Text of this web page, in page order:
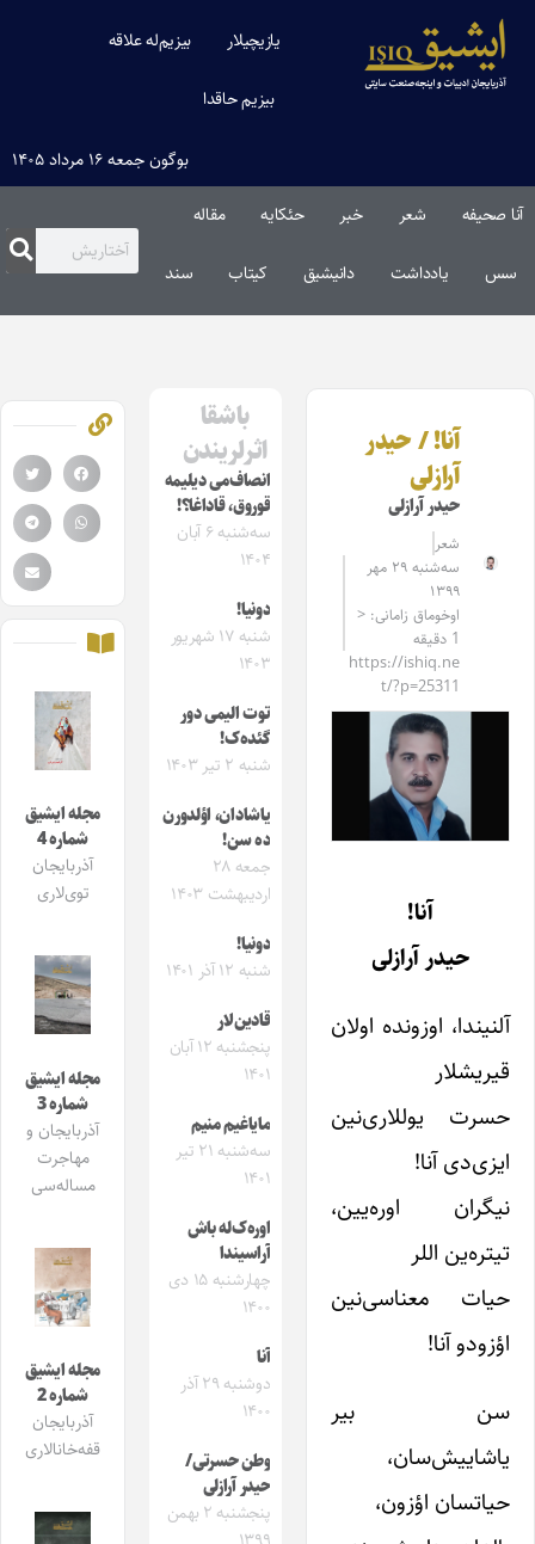
یازیچیلار بیزیم‌له علاقه
بیزیم حاقدا
بوگون جمعه ۱۶ مرداد ۱۴۰۵
آنا صحیفه شعر خبر حئکایه مقاله‌
سس یادداشت دانیشیق کیتاب سند
آنا! / حیدر
آرازلی
حیدر آرازلی
شعر
سه‌شنبه ۲۹ مهر
۱۳۹۹
اوخوماق زامانی: <
1 دقیقه
https://ishiq.ne
t/?p=25311
آنا!
حیدر آرازلی
آلنیندا، اوزونده اولان
قیریشلار
حسرت یوللاری‌نین
ایزی‌دی آنا!
نیگران اوره‌یین،
تیتره‌ین اللر
حیات معناسی‌نین
اؤزودو آنا!
سن بیر
یاشاییش‌سان،
حیاتسان اؤزون،
باشقا
اثرلریندن
انصاف‌می دیلیمه
قوروق، قاداغا؟!
سه‌شنبه ۶ آبان
۱۴۰۴
دونیا!
شنبه ۱۷ شهریور
۱۴۰۳
توت الیمی دور
گئده‌ک!
شنبه ۲ تیر ۱۴۰۳
یاشادان، اؤلدورن
‌ده سن!
جمعه ۲۸
اردیبهشت ۱۴۰۳
دونیا!
شنبه ۱۲ آذر ۱۴۰۱
قادین‌لار
پنجشنبه ۱۲ آبان
۱۴۰۱
مایاغیم منیم
سه‌شنبه ۲۱ تیر
۱۴۰۱
اوره‌ک‌له باش
آراسیندا
چهارشنبه ۱۵ دی
۱۴۰۰
آنا
دوشنبه ۲۹ آذر
۱۴۰۰
وطن حسرتی/
حیدر آرازلی
پنجشنبه ۲ بهمن
مجله ایشیق
شماره 4
آذربایجان
توی‌لاری
مجله ایشیق
شماره 3
آذربایجان و
مهاجرت
مساله‌سی
مجله ایشیق
شماره 2
آذربایجان
قفه‌خانالاری